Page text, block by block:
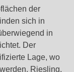
der
sich in
in
Der
Lage, wo
Riesling,